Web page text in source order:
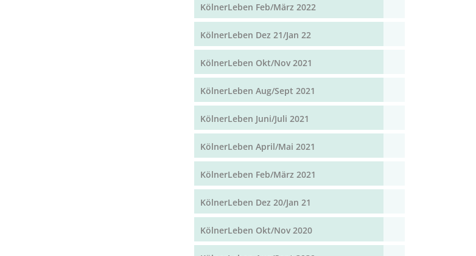
KölnerLeben Feb/März 2022
KölnerLeben Dez 21/Jan 22
KölnerLeben Okt/Nov 2021
KölnerLeben Aug/Sept 2021
KölnerLeben Juni/Juli 2021
KölnerLeben April/Mai 2021
KölnerLeben Feb/März 2021
KölnerLeben Dez 20/Jan 21
KölnerLeben Okt/Nov 2020